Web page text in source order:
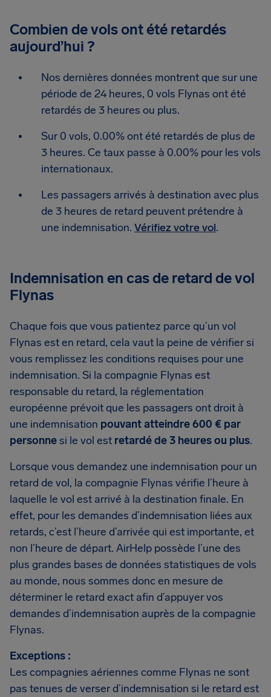
Combien de vols ont été retardés
aujourd’hui ?
Nos dernières données montrent que sur une
période de 24 heures, 0 vols Flynas ont été
retardés de 3 heures ou plus.
Sur 0 vols, 0.00% ont été retardés de plus de
3 heures. Ce taux passe à 0.00% pour les vols
internationaux.
Les passagers arrivés à destination avec plus
de 3 heures de retard peuvent prétendre à
une indemnisation. Vérifiez votre vol.
Indemnisation en cas de retard de vol
Flynas
Chaque fois que vous patientez parce qu’un vol
Flynas est en retard, cela vaut la peine de vérifier si
vous remplissez les conditions requises pour une
indemnisation. Si la compagnie Flynas est
responsable du retard, la réglementation
européenne prévoit que les passagers ont droit à
une indemnisation pouvant atteindre 600 € par
personnesi le vol est retardé de 3 heures ou plus.
Lorsque vous demandez une indemnisation pour un
retard de vol, la compagnie Flynas vérifie l’heure à
laquelle le vol est arrivé à la destination finale. En
effet, pour les demandes d’indemnisation liées aux
retards, c’est l’heure d’arrivée qui est importante, et
non l’heure de départ. AirHelp possède l’une des
plus grandes bases de données statistiques de vols
au monde, nous sommes donc en mesure de
déterminer le retard exact afin d’appuyer vos
demandes d’indemnisation auprès de la compagnie
Flynas.
Exceptions :
Les compagnies aériennes comme Flynas ne sont
pas tenues de verser d’indemnisation si le retard est